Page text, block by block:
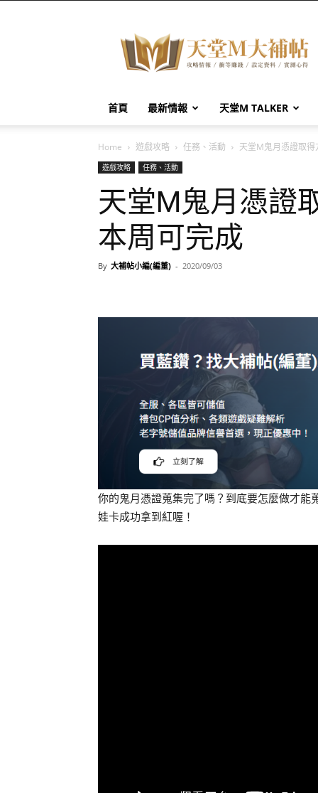
堂
M
大
帖
首頁 最新情報 天堂M TALKER
Home 遊戲攻略 任務、活動 天堂M鬼月憑證取
遊戲攻略 任務、活動
天堂M鬼月憑證
本周可完成
By 大補帖小編(編董) - 2020/09/03
你的鬼月憑證蒐集完了嗎？到底要怎麼做才
娃卡成功拿到紅喔！